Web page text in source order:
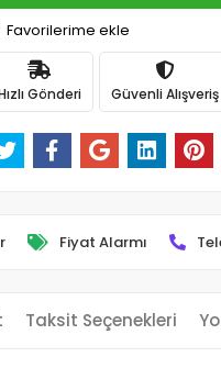
Favorilerime ekle
Gönderi Güvenli Alışveriş
Fiyat Alarmı
Taksit Seçenekleri